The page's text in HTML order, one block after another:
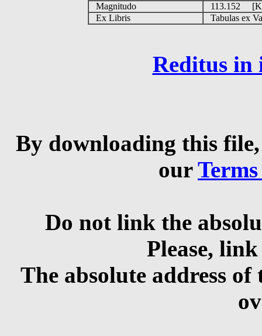
Magnitudo
113.152
Ex Libris
Tabulas ex
Reditus in
By downloading this
our
Do not link the
Please,
The absolute address